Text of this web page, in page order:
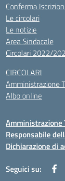
Conferma
Le circolari
Le notizie
Area Sindacale
Circolari 2022/
CIRCOLARI
Amministrazione
Albo online
Amministrazione
Responsabile
Dichiarazione di
Seguici su: